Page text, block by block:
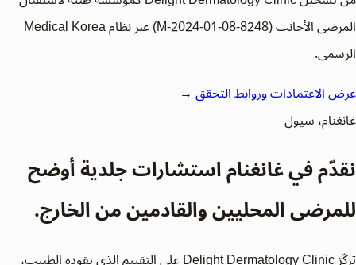
المرضى الأجانب (M-2024-01-08-8248) عبر نظام Medical Korea
الرسمي.
عرض الاعتمادات وروابط التحقق →
غانغنام، سيول
نقدّم في غانغنام استشارات جلدية أوضح
للمرضى المحليين والقادمين من الخارج.